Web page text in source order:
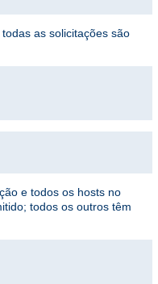
as solicitações são
e todos os hosts no
todos os outros têm